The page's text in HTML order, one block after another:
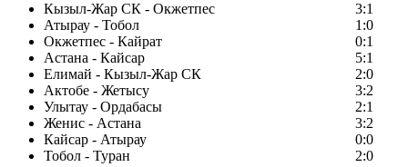
Кызыл-Жар СК - Окжетпес
3:1
Атырау - Тобол
1:0
Окжетпес - Кайрат
0:1
Астана - Кайсар
5:1
Елимай - Кызыл-Жар СК
2:0
Актобе - Жетысу
3:2
Улытау - Ордабасы
2:1
Женис - Астана
3:2
Кайсар - Атырау
0:0
Тобол - Туран
2:0